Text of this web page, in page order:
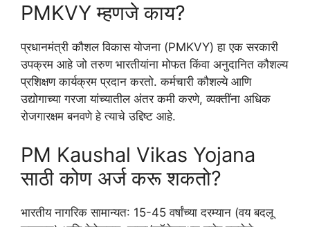
PMKVY म्हणजे काय?
प्रधानमंत्री कौशल विकास योजना (PMKVY) हा एक सरकारी
उपक्रम आहे जो तरुण भारतीयांना मोफत किंवा अनुदानित कौशल्य
प्रशिक्षण कार्यक्रम प्रदान करतो. कर्मचारी कौशल्ये आणि
उद्योगाच्या गरजा यांच्यातील अंतर कमी करणे, व्यक्तींना अधिक
रोजगारक्षम बनवणे हे त्याचे उद्दिष्ट आहे.
PM Kaushal Vikas Yojana
साठी कोण अर्ज करू शकतो?
भारतीय नागरिक सामान्यत: 15-45 वर्षांच्या दरम्यान (वय बदलू